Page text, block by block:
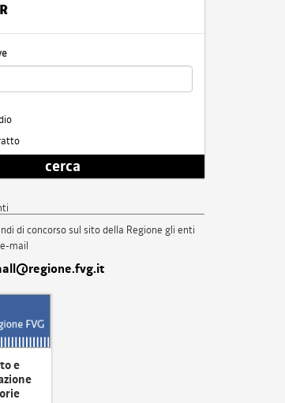
cerca
di concorso sul sito della Regione gli enti
mail
e